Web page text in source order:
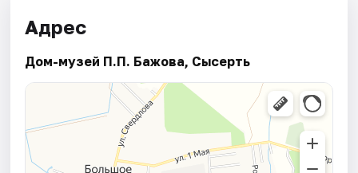
Адрес
Дом-музей П.П. Бажова, Сысерть